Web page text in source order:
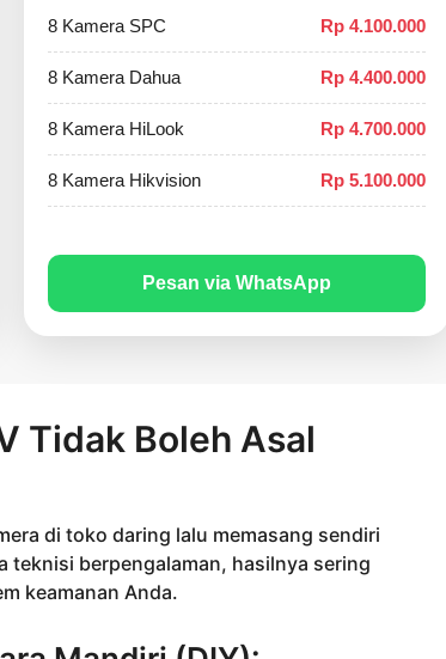
8 Kamera SPC Rp 4.100.000
8 Kamera Dahua Rp 4.400.000
8 Kamera HiLook Rp 4.700.000
8 Kamera Hikvision Rp 5.100.000
Pesan via WhatsApp
Tidak Boleh Asal
di toko daring lalu memasang sendiri
teknisi berpengalaman, hasilnya sering
keamanan Anda.